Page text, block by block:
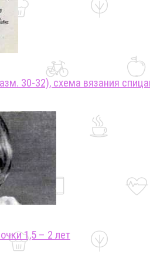
30-32), схема вязания
1,5 – 2 лет